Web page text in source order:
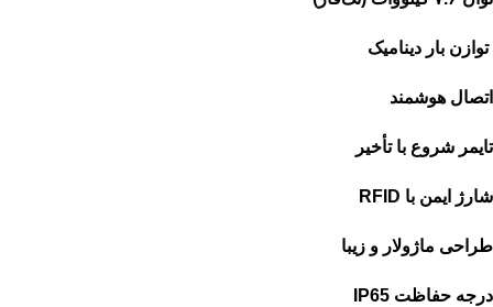
توازن بار دینامیک
اتصال هوشمند
تایمر شروع با تأخیر
شارژ ایمن با
طراحی ماژولار و زیبا
درجه حفاظت IP65